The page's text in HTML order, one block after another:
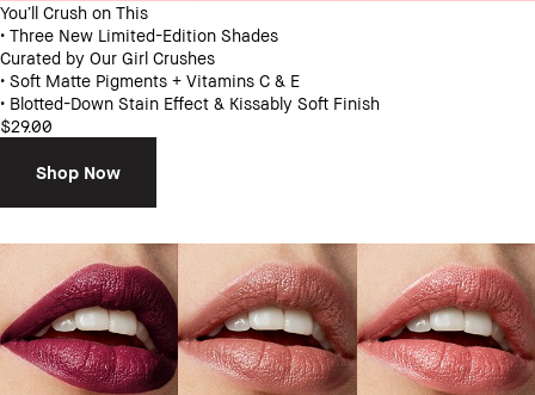
You’ll Crush on This
• Three New Limited-Edition Shades
Curated by Our Girl Crushes
• Soft Matte Pigments + Vitamins C & E
• Blotted-Down Stain Effect & Kissably Soft Finish
$29.00
Shop Now